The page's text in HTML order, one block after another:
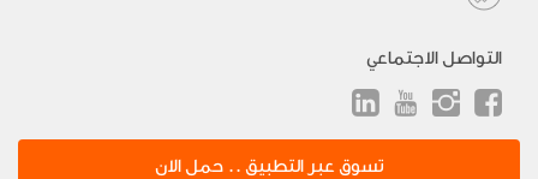
التواصل الاجتماعي
تسوق عبر التطبيق .. حمل الان